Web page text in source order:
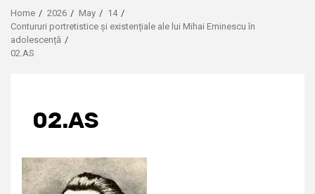
Home 2026 May
14
Contururi portretistice și existențiale ale lui Mihai Eminescu în
adolescență
02.AS
02.AS